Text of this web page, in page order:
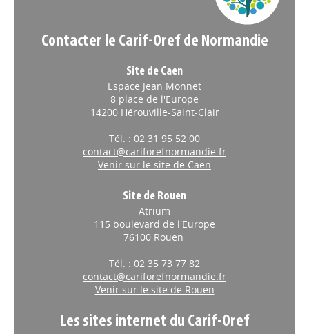
Contacter le Carif-Oref de Normandie
Site de Caen
Espace Jean Monnet
8 place de l'Europe
14200 Hérouville-Saint-Clair
Tél. : 02 31 95 52 00
contact@cariforefnormandie.fr
Venir sur le site de Caen
Site de Rouen
Atrium
115 boulevard de l'Europe
76100 Rouen
Tél. : 02 35 73 77 82
contact@cariforefnormandie.fr
Venir sur le site de Rouen
Les sites internet du Carif-Oref